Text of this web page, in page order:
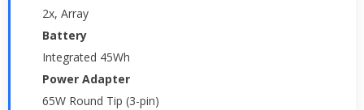
2x, Array
Battery
Integrated 45Wh
Power Adapter
65W Round Tip (3-pin)